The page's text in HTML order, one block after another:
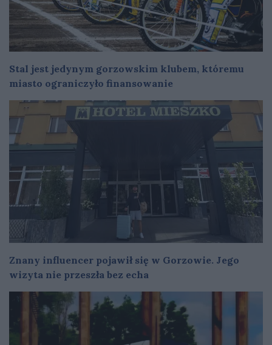
Stal jest jedynym gorzowskim klubem, któremu
miasto ograniczyło finansowanie
Znany influencer pojawił się w Gorzowie. Jego
wizyta nie przeszła bez echa